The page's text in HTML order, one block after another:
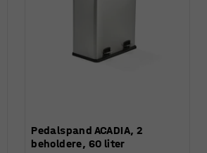
Pedalspand ACADIA, 2
beholdere, 60 liter